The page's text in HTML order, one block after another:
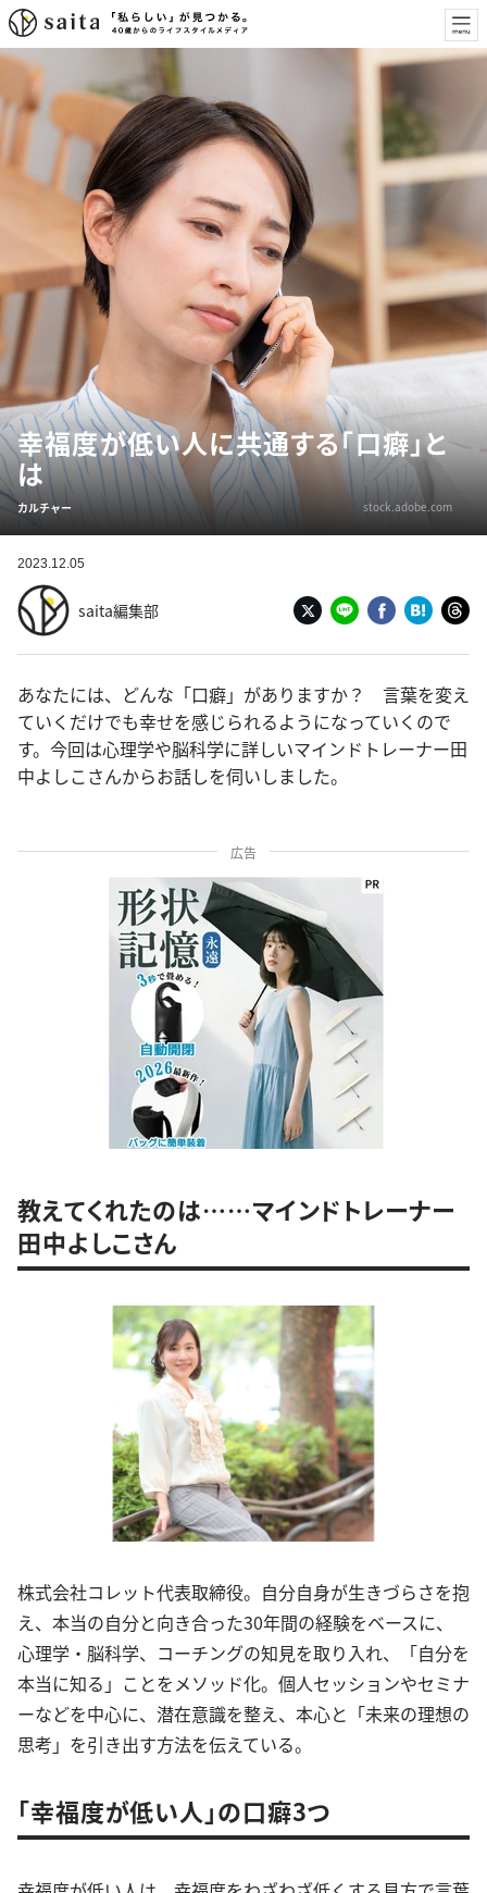
幸福度が低い人に共通する「口癖」と
は
カルチャー stock.adobe.com
2023.12.05
saita編集部
あなたには、どんな「口癖」がありますか？ 言葉を変え
ていくだけでも幸せを感じられるようになっていくので
す。今回は心理学や脳科学に詳しいマインドトレーナー田
中よしこさんからお話しを伺いしました。
広告
教えてくれたのは……マインドトレーナー
田中よしこさん
株式会社コレット代表取締役。自分自身が生きづらさを抱
え、本当の自分と向き合った30年間の経験をベースに、
心理学・脳科学、コーチングの知見を取り入れ、「自分を
本当に知る」ことをメソッド化。個人セッションやセミナ
ーなどを中心に、潜在意識を整え、本心と「未来の理想の
思考」を引き出す方法を伝えている。
「幸福度が低い人」の口癖3つ